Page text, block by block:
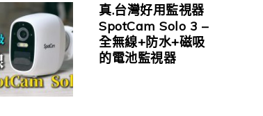
真.台灣好用監視器
SpotCam Solo 3 –
全無線+防水+磁吸
的電池監視器